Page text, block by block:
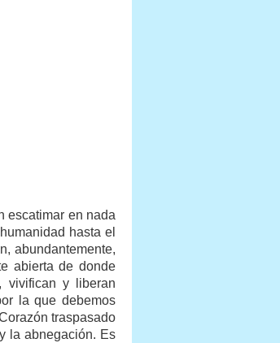
escatimar en nada
hasta el
abundantemente,
abierta de donde
vivifican y liberan
la que debemos
traspasado
la abnegación. Es